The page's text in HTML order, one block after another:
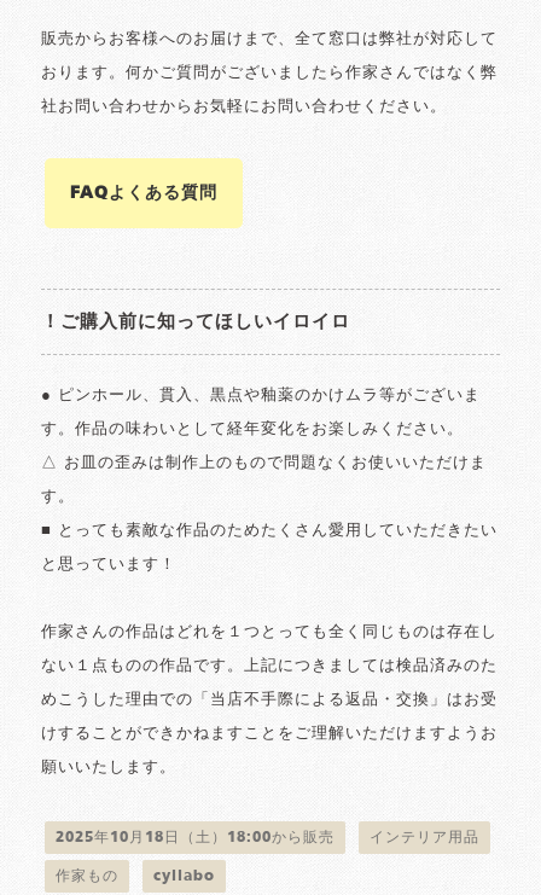
販売からお客様へのお届けまで、全て窓口は弊社が対応して
おります。何かご質問がございましたら作家さんではなく弊
社お問い合わせからお気軽にお問い合わせください。
FAQよくある質問
！ご購入前に知ってほしいイロイロ
● ピンホール、貫入、黒点や釉薬のかけムラ等がございま
す。作品の味わいとして経年変化をお楽しみください。
△ お皿の歪みは制作上のもので問題なくお使いいただけま
す。
■ とっても素敵な作品のためたくさん愛用していただきたい
と思っています！
作家さんの作品はどれを１つとっても全く同じものは存在し
ない１点ものの作品です。上記につきましては検品済みのた
めこうした理由での「当店不手際による返品・交換」はお受
けすることができかねますことをご理解いただけますようお
願いいたします。
2025年10月18日（土）18:00から販売 インテリア用品
作家もの cyilabo